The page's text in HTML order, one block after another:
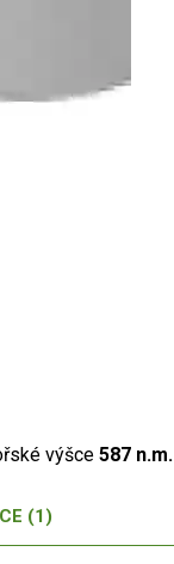
výšce 587 n.m.
(1)